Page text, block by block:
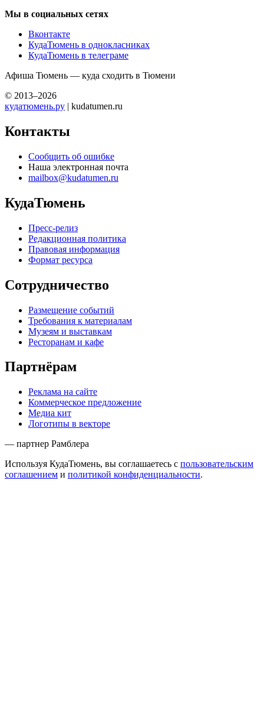
Мы в социальных сетях
Вконтакте
КудаТюмень в однокласниках
КудаТюмень в телеграме
Афиша Тюмень — куда сходить в Тюмени
© 2013–2026
кудатюмень.ру | kudatumen.ru
Контакты
Сообщить об ошибке
Наша электронная почта
mailbox@kudatumen.ru
КудаТюмень
Пресс-релиз
Редакционная политика
Правовая информация
Формат ресурса
Сотрудничество
Размещение событий
Требования к материалам
Музеям и выставкам
Ресторанам и кафе
Партнёрам
Реклама на сайте
Коммерческое предложение
Медиа кит
Логотипы в векторе
— партнер Рамблера
Используя КудаТюмень, вы соглашаетесь с пользовательским
соглашением и политикой конфиденциальности.